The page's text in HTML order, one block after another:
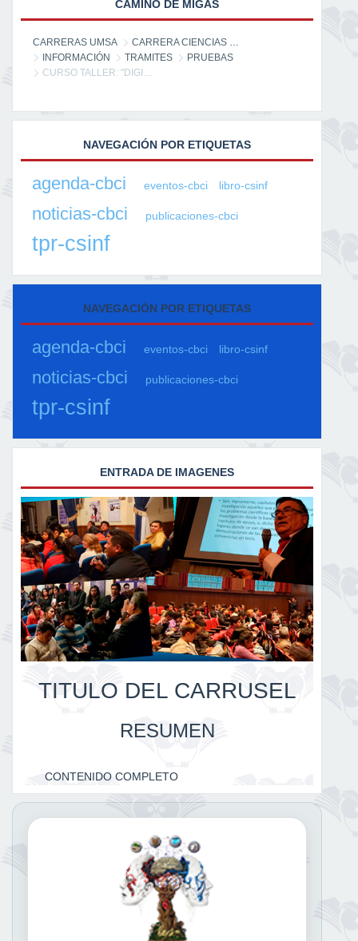
CAMINO DE MIGAS
CARRERAS UMSA
CARRERA CIENCIAS DE LA INFORMACIÓN
INFORMACIÓN
TRAMITES
PRUEBAS
CURSO TALLER: "DIGITALIZACIÓN DOCUMENTAL EN UNIDADES DE INFORMACIÓN"
NAVEGACIÓN POR ETIQUETAS
agenda-cbci eventos-cbci libro-csinf
noticias-cbci publicaciones-cbci
tpr-csinf
NAVEGACIÓN POR ETIQUETAS
agenda-cbci eventos-cbci libro-csinf
noticias-cbci publicaciones-cbci
tpr-csinf
ENTRADA DE IMAGENES
TITULO DEL CARRUSEL
RESUMEN
CONTENIDO COMPLETO